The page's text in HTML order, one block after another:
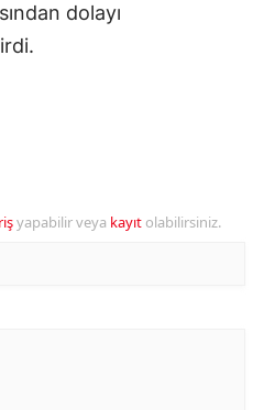
dolayı
yapabilir veya kayıt olabilirsiniz.